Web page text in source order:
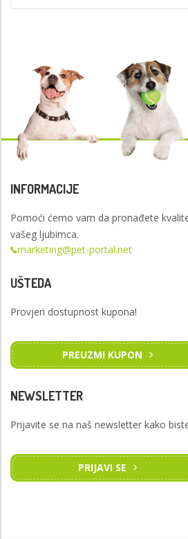
INFORMACIJE
Pomoći ćemo vam da pronađete
vašeg ljubimca.
marketing@pet-portal.net
UŠTEDA
Provjeri dostupnost kupona!
PREUZMI KUPON
NEWSLETTER
Prijavite se na naš newsletter kako
PRIJAVI SE